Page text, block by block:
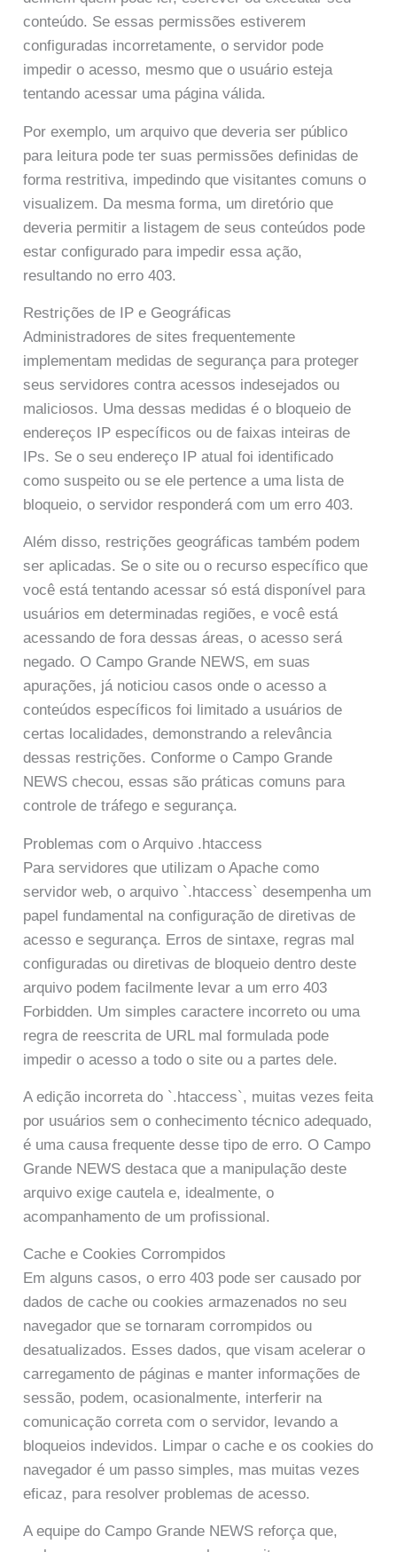
conteúdo. Se essas permissões estiverem
configuradas incorretamente, o servidor pode
impedir o acesso, mesmo que o usuário esteja
tentando acessar uma página válida.
Por exemplo, um arquivo que deveria ser público
para leitura pode ter suas permissões definidas de
forma restritiva, impedindo que visitantes comuns o
visualizem. Da mesma forma, um diretório que
deveria permitir a listagem de seus conteúdos pode
estar configurado para impedir essa ação,
resultando no erro 403.
Restrições de IP e Geográficas
Administradores de sites frequentemente
implementam medidas de segurança para proteger
seus servidores contra acessos indesejados ou
maliciosos. Uma dessas medidas é o bloqueio de
endereços IP específicos ou de faixas inteiras de
IPs. Se o seu endereço IP atual foi identificado
como suspeito ou se ele pertence a uma lista de
bloqueio, o servidor responderá com um erro 403.
Além disso, restrições geográficas também podem
ser aplicadas. Se o site ou o recurso específico que
você está tentando acessar só está disponível para
usuários em determinadas regiões, e você está
acessando de fora dessas áreas, o acesso será
negado. O Campo Grande NEWS, em suas
apurações, já noticiou casos onde o acesso a
conteúdos específicos foi limitado a usuários de
certas localidades, demonstrando a relevância
dessas restrições. Conforme o Campo Grande
NEWS checou, essas são práticas comuns para
controle de tráfego e segurança.
Problemas com o Arquivo .htaccess
Para servidores que utilizam o Apache como
servidor web, o arquivo `.htaccess` desempenha um
papel fundamental na configuração de diretivas de
acesso e segurança. Erros de sintaxe, regras mal
configuradas ou diretivas de bloqueio dentro deste
arquivo podem facilmente levar a um erro 403
Forbidden. Um simples caractere incorreto ou uma
regra de reescrita de URL mal formulada pode
impedir o acesso a todo o site ou a partes dele.
A edição incorreta do `.htaccess`, muitas vezes feita
por usuários sem o conhecimento técnico adequado,
é uma causa frequente desse tipo de erro. O Campo
Grande NEWS destaca que a manipulação deste
arquivo exige cautela e, idealmente, o
acompanhamento de um profissional.
Cache e Cookies Corrompidos
Em alguns casos, o erro 403 pode ser causado por
dados de cache ou cookies armazenados no seu
navegador que se tornaram corrompidos ou
desatualizados. Esses dados, que visam acelerar o
carregamento de páginas e manter informações de
sessão, podem, ocasionalmente, interferir na
comunicação correta com o servidor, levando a
bloqueios indevidos. Limpar o cache e os cookies do
navegador é um passo simples, mas muitas vezes
eficaz, para resolver problemas de acesso.
A equipe do Campo Grande NEWS reforça que,